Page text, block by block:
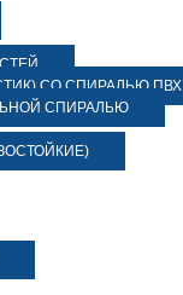
СО СПИРАЛЬЮ ПВХ
СПИРАЛЬЮ